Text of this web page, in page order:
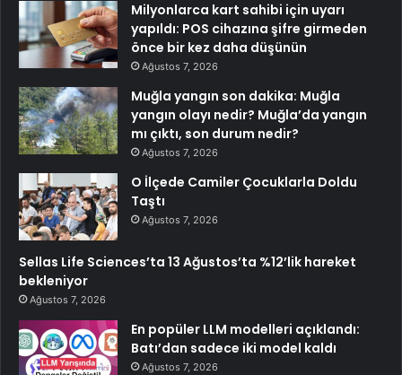
Milyonlarca kart sahibi için uyarı
yapıldı: POS cihazına şifre girmeden
önce bir kez daha düşünün
Ağustos 7, 2026
Muğla yangın son dakika: Muğla
yangın olayı nedir? Muğla’da yangın
mı çıktı, son durum nedir?
Ağustos 7, 2026
O İlçede Camiler Çocuklarla Doldu
Taştı
Ağustos 7, 2026
Sellas Life Sciences’ta 13 Ağustos’ta %12’lik hareket
bekleniyor
Ağustos 7, 2026
En popüler LLM modelleri açıklandı:
Batı’dan sadece iki model kaldı
Ağustos 7, 2026